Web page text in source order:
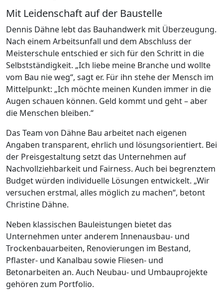
Mit Leidenschaft auf der Baustelle
Dennis Dähne lebt das Bauhandwerk mit Überzeugung.
Nach einem Arbeitsunfall und dem Abschluss der
Meisterschule entschied er sich für den Schritt in die
Selbstständigkeit. „Ich liebe meine Branche und wollte
vom Bau nie weg“, sagt er. Für ihn stehe der Mensch im
Mittelpunkt: „Ich möchte meinen Kunden immer in die
Augen schauen können. Geld kommt und geht – aber
die Menschen bleiben.“
Das Team von Dähne Bau arbeitet nach eigenen
Angaben transparent, ehrlich und lösungsorientiert. Bei
der Preisgestaltung setzt das Unternehmen auf
Nachvollziehbarkeit und Fairness. Auch bei begrenztem
Budget würden individuelle Lösungen entwickelt. „Wir
versuchen erstmal, alles möglich zu machen“, betont
Christine Dähne.
Neben klassischen Bauleistungen bietet das
Unternehmen unter anderem Innenausbau- und
Trockenbauarbeiten, Renovierungen im Bestand,
Pflaster- und Kanalbau sowie Fliesen- und
Betonarbeiten an. Auch Neubau- und Umbauprojekte
gehören zum Portfolio.